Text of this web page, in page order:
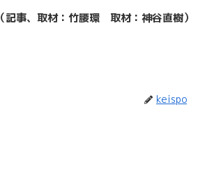
（記事、取材：竹腰環 取材：神谷直樹）
keispo